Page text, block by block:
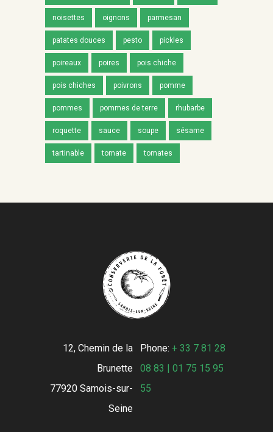
noisettes oignons parmesan
patates douces pesto pickles
poireaux poires pois chiche
pois chiches poivrons pomme
pommes pommes de terre rhubarbe
roquette sauce soupe sésame
tartinable tomate tomates
Phone: + 33 7 81 28
08 83 | 01 75 15 95
55
12, Chemin de la
Brunette
77920 Samois-sur-
Seine